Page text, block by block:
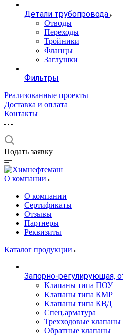
Детали трубопровода
Отводы
Переходы
Тройники
Фланцы
Заглушки
Фильтры
Реализованные проекты
Доставка и оплата
Контакты
Подать заявку
О компании
О компании
Сертификаты
Отзывы
Партнеры
Реквизиты
Каталог продукции
Запорно-регулирующая,
Клапаны типа ПОУ
Клапаны типа КМР
Клапаны типа КВД
Спец.арматура
Трехходовые клапаны
Обратные клапаны